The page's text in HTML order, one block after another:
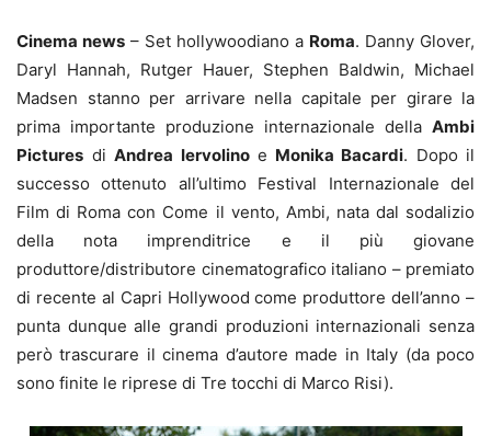
Cinema news – Set hollywoodiano a Roma. Danny Glover,
Daryl Hannah, Rutger Hauer, Stephen Baldwin, Michael
Madsen stanno per arrivare nella capitale per girare la
prima importante produzione internazionale della Ambi
Pictures di Andrea Iervolinoe Monika Bacardi. Dopo il
successo ottenuto all’ultimo Festival Internazionale del
Film di Roma con Come il vento, Ambi, nata dal sodalizio
della nota imprenditrice e il più giovane
produttore/distributore cinematografico italiano – premiato
di recente al Capri Hollywood come produttore dell’anno –
punta dunque alle grandi produzioni internazionali senza
però trascurare il cinema d’autore made in Italy (da poco
sono finite le riprese di Tre tocchi di Marco Risi).